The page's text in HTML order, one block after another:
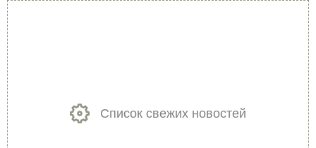
Список свежих новостей